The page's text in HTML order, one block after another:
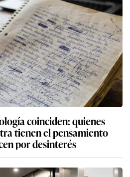
coinciden: quienes
tienen el pensamiento
por desinterés